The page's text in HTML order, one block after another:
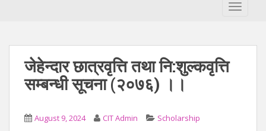
जेहेन्दार छात्रवृत्ति तथा नि:शुल्कवृत्ति
सम्बन्धी सूचना (२०७६) ।।
August 9, 2024 CIT Admin Scholarship